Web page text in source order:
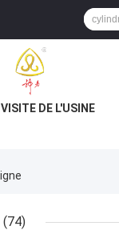
VISITE DE L'USINE
(74)